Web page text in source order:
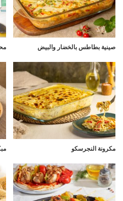
صينية بطاطس بالخضار والبيض
مكرونة النجرسكو